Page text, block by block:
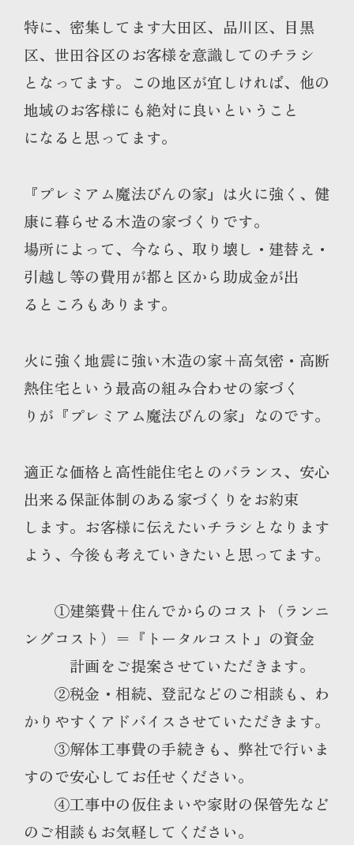
特に、密集してます大田区、品川区、目黒
区、世田谷区のお客様を意識してのチラシ
となってます。この地区が宜しければ、他の
地域のお客様にも絶対に良いということ
になると思ってます。
『プレミアム魔法びんの家』は火に強く、健
康に暮らせる木造の家づくりです。
場所によって、今なら、取り壊し・建替え・
引越し等の費用が都と区から助成金が出
るところもあります。
火に強く地震に強い木造の家＋高気密・高断
熱住宅という最高の組み合わせの家づく
りが『プレミアム魔法びんの家』なのです。
適正な価格と高性能住宅とのバランス、安心
出来る保証体制のある家づくりをお約束
します。お客様に伝えたいチラシとなります
よう、今後も考えていきたいと思ってます。
①建築費＋住んでからのコスト（ランニ
ングコスト）＝『トータルコスト』の資金
計画をご提案させていただきます。
②税金・相続、登記などのご相談も、わ
かりやすくアドバイスさせていただきます。
③解体工事費の手続きも、弊社で行いま
すので安心してお任せください。
④工事中の仮住まいや家財の保管先など
のご相談もお気軽してください。